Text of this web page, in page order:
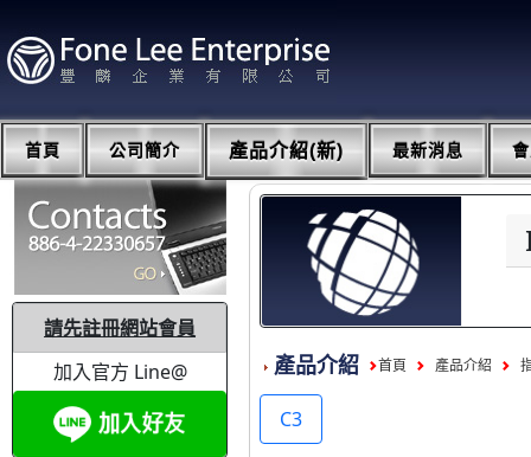
首頁 公司簡介 產品介紹(新) 最新消息
請先註冊網站會員
加入官方 Line@
產品介紹 首頁 產品介紹
C3